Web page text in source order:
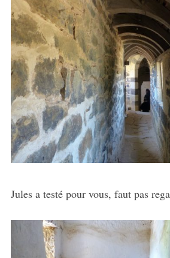
Jules a testé pour vous, faut pas